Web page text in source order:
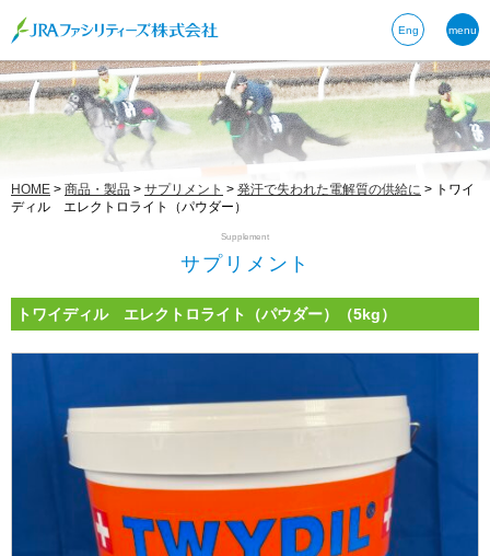
menu
Eng
HOME > 商品・製品 > サプリメント > 発汗で失われた電解質の供給に > トワイ
ディル エレクトロライト（パウダー）
Supplement
サプリメント
トワイディル エレクトロライト（パウダー） （5kg）